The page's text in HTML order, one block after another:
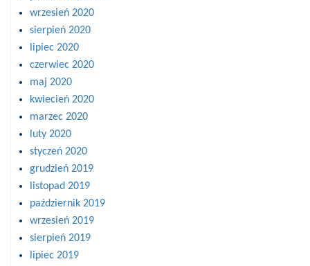
wrzesień 2020
sierpień 2020
lipiec 2020
czerwiec 2020
maj 2020
kwiecień 2020
marzec 2020
luty 2020
styczeń 2020
grudzień 2019
listopad 2019
październik 2019
wrzesień 2019
sierpień 2019
lipiec 2019